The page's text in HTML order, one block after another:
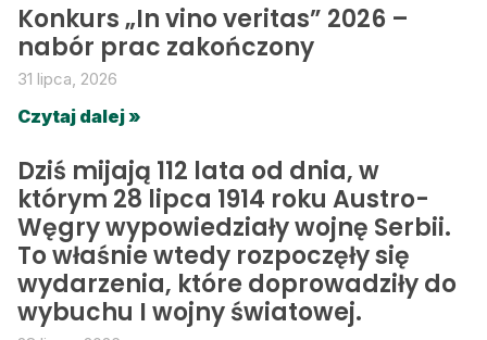
Konkurs „In vino veritas” 2026 –
nabór prac zakończony
31 lipca, 2026
Czytaj dalej »
Dziś mijają 112 lata od dnia, w
którym 28 lipca 1914 roku Austro-
Węgry wypowiedziały wojnę Serbii.
To właśnie wtedy rozpoczęły się
wydarzenia, które doprowadziły do
wybuchu I wojny światowej.